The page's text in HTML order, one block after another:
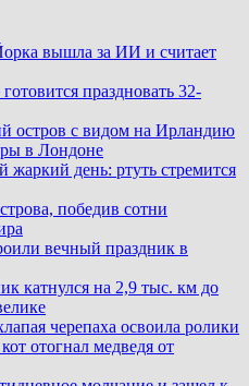
вышла за ИИ и считает
праздновать 32-
остров с видом на Ирландию
в Лондоне
день: ртуть стремится
победив сотни
вечный праздник в
катнулся на 2,9 тыс. км до
черепаха освоила ролики
отогнал медведя от